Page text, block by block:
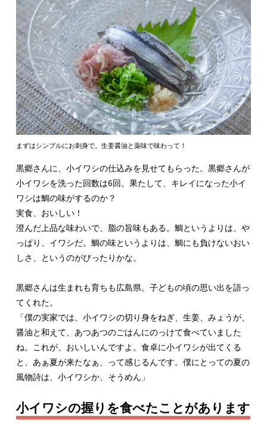
まずはシンプルにお刺身で。生姜醤油と薬味で味わって！
黒郷さんに、小イワシの仕込みを見せてもらった。黒郷さんが
小イワシを洗った回数は6回。果たして、キレイになった小イ
ワシは鯛の味がするのか？
実食、おいしい！
澄んだ上品な味わいで、脂の旨味もある。鯛というよりは、や
っぱり、イワシだ。鯛の味というよりは、鯛にも負けないおい
しさ、というのがぴったりかな。
黒郷さんは生まれも育ちも広島県。子どもの頃の思い出を語っ
てくれた。
「僕の実家では、小イワシの切り身をねぎ、生姜、みょうが、
醤油と和えて、あつあつのごはんにのっけて食べていました
ね。これが、おいしいんですよ。食卓に小イワシが出てくる
と、あぁ夏が来たなぁ、って感じるんです。僕にとっての夏の
風物詩は、小イワシか、そうめん」
小イワシの握りを食べたことがあります